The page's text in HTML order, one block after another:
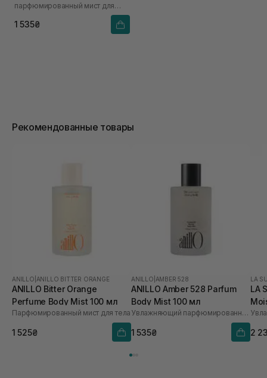
парфюмированный мист для
1 535₴
Рекомендованные товары
ANILLO ANILLO BITTER ORANGE
ANILLO Bitter Orange
Perfume Body Mist 100 мл
Парфюмированный мист для тела
1 525₴
ANILLO AMBER 528
ANILLO Amber 528 Parfum
Body Mist 100 мл
Увлажняющий парфюмированный мист для тела
1 535₴
LA
LA
2